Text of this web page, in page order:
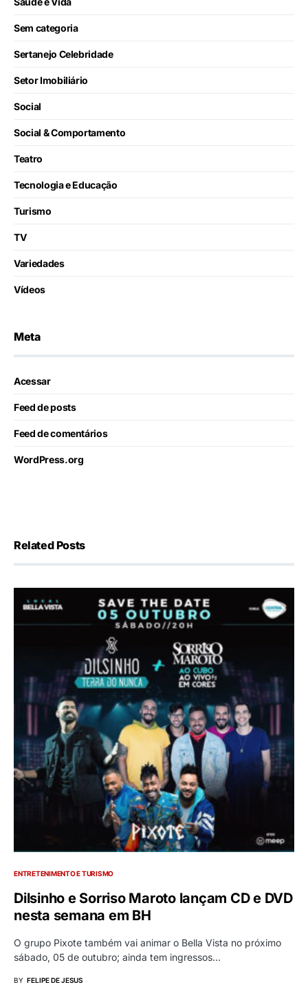
Sem categoria
Sertanejo Celebridade
Setor Imobiliário
Social
Social & Comportamento
Teatro
Tecnologia e Educação
Turismo
TV
Variedades
Vídeos
Meta
Acessar
Feed de posts
Feed de comentários
WordPress.org
Related Posts
ENTRETENIMENTO E TURISMO
Dilsinho e Sorriso Maroto lançam CD e DVD
nesta semana em BH
O grupo Pixote também vai animar o Bella Vista no próximo
sábado, 05 de outubro; ainda tem ingressos…
BY FELIPE DE JESUS